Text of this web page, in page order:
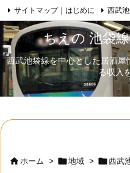
ちえの 池袋
西武池袋線を中心とした居酒屋
る収入
サイトマップ｜はじめに 西武
日本酒 歌舞伎 自己紹介 
ホーム > 地域 > 西武